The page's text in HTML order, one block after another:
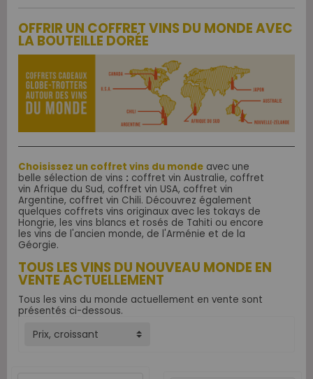
OFFRIR UN COFFRET VINS DU MONDE AVEC
LA BOUTEILLE DORÉE
Choisissez un coffret vins du monde avec une
belle sélection de vins : coffret vin Australie, coffret
vin Afrique du Sud, coffret vin USA, coffret vin
Argentine, coffret vin Chili. Découvrez également
quelques coffrets vins originaux avec les tokays de
Hongrie, les vins blancs et rosés de Tahiti ou encore
les vins de l'ancien monde, de l'Arménie et de la
Géorgie.
TOUS LES VINS DU NOUVEAU MONDE EN
VENTE ACTUELLEMENT
Tous les vins du monde actuellement en vente sont
présentés ci-dessous.
Prix, croissant